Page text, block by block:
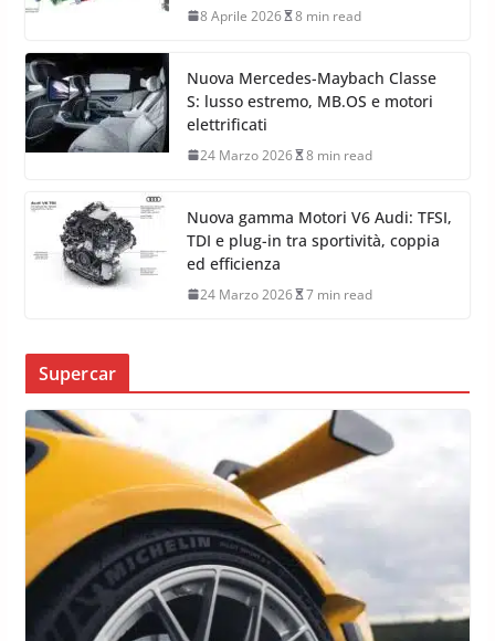
8 Aprile 2026 8 min read
Nuova Mercedes-Maybach Classe
S: lusso estremo, MB.OS e motori
elettrificati
24 Marzo 2026 8 min read
Nuova gamma Motori V6 Audi: TFSI,
TDI e plug-in tra sportività, coppia
ed efficienza
24 Marzo 2026 7 min read
Supercar